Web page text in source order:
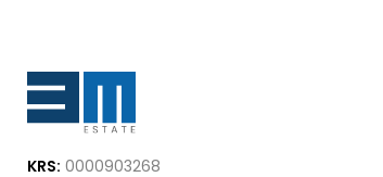
KRS: 0000903268